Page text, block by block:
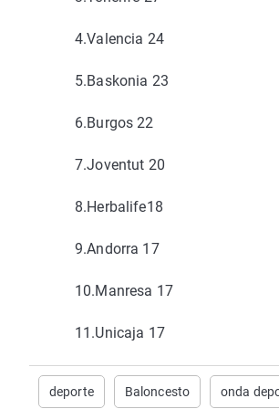
4.Valencia 24
5.Baskonia 23
6.Burgos 22
7.Joventut 20
8.Herbalife18
9.Andorra 17
10.Manresa 17
11.Unicaja 17
deporte Baloncesto onda